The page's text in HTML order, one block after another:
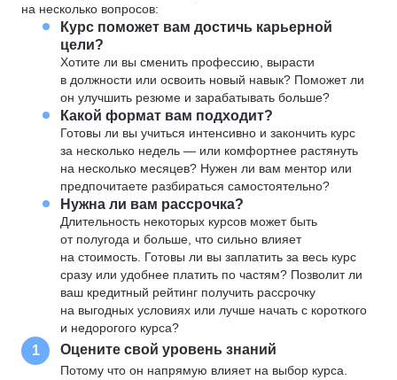
на несколько вопросов:
Курс поможет вам достичь карьерной
цели?
Хотите ли вы сменить профессию, вырасти
в должности или освоить новый навык? Поможет ли
он улучшить резюме и зарабатывать больше?
Какой формат вам подходит?
Готовы ли вы учиться интенсивно и закончить курс
за несколько недель — или комфортнее растянуть
на несколько месяцев? Нужен ли вам ментор или
предпочитаете разбираться самостоятельно?
Нужна ли вам рассрочка?
Длительность некоторых курсов может быть
от полугода и больше, что сильно влияет
на стоимость. Готовы ли вы заплатить за весь курс
сразу или удобнее платить по частям? Позволит ли
ваш кредитный рейтинг получить рассрочку
на выгодных условиях или лучше начать с короткого
и недорогого курса?
1 Оцените свой уровень знаний
Потому что он напрямую влияет на выбор курса.